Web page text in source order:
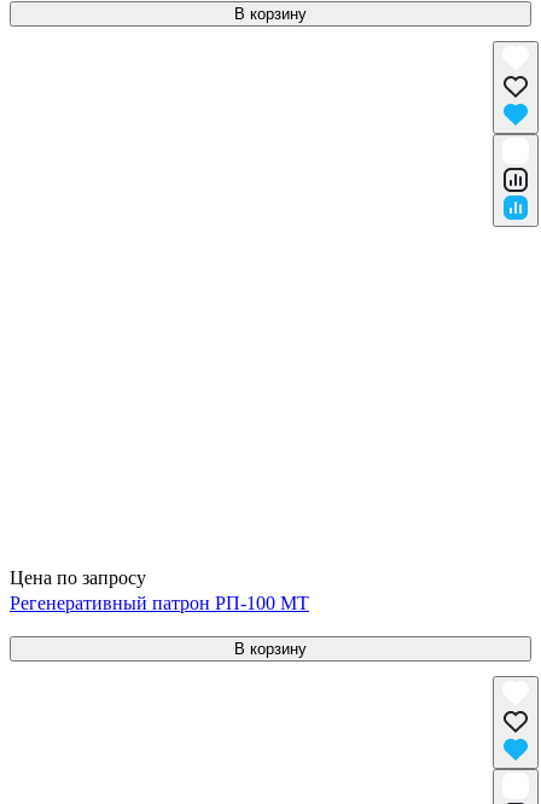
В корзину
Цена по запросу
Регенеративный патрон РП-100 МТ
В корзину